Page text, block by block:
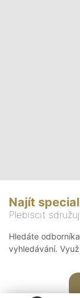
Najít
Plebiscit
Hledáte
vyhledávání.